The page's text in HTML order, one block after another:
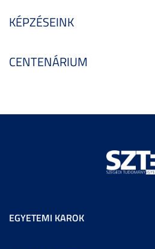
KÉPZÉSEINK
CENTENÁRIUM
EGYETEMI KAROK